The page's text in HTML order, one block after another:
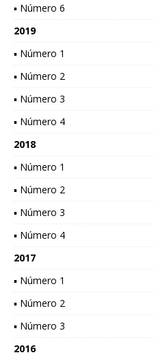
▪ Número 6
2019
▪ Número 1
▪ Número 2
▪ Número 3
▪ Número 4
2018
▪ Número 1
▪ Número 2
▪ Número 3
▪ Número 4
2017
▪ Número 1
▪ Número 2
▪ Número 3
2016